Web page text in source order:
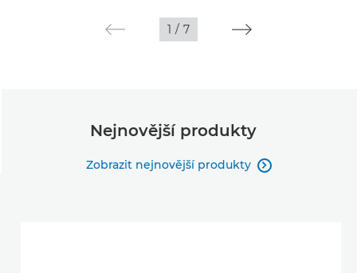
1 / 7
Nejnovější produkty
Zobrazit nejnovější produkty 